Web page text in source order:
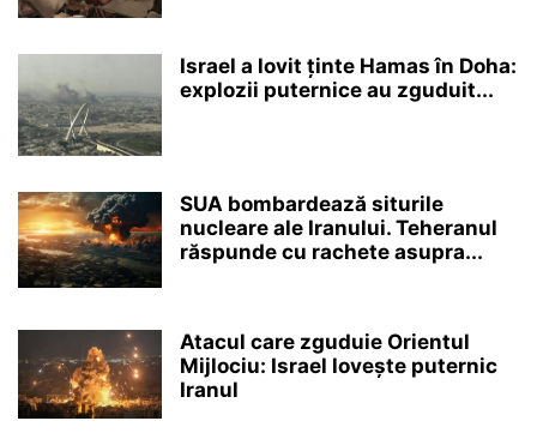
Israel a lovit ținte Hamas în Doha:
explozii puternice au zguduit...
SUA bombardează siturile
nucleare ale Iranului. Teheranul
răspunde cu rachete asupra...
Atacul care zguduie Orientul
Mijlociu: Israel lovește puternic
Iranul